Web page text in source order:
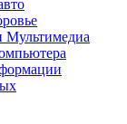
Мультимедиа